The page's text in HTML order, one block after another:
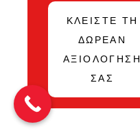
ΚΛΕΙΣΤΕ ΤΗ
ΔΩΡΕΑΝ
ΑΞΙΟΛΟΓΗΣΗ
ΣΑΣ